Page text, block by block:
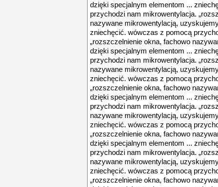
dzięki specjalnym elementom ...
przychodzi nam mikrowentylacja.
nazywane mikrowentylacją,
zniechęcić. wówczas z pomocą
„rozszczelnienie okna, fachowo
dzięki specjalnym elementom ...
przychodzi nam mikrowentylacja.
nazywane mikrowentylacją,
zniechęcić. wówczas z pomocą
„rozszczelnienie okna, fachowo
dzięki specjalnym elementom ...
przychodzi nam mikrowentylacja.
nazywane mikrowentylacją,
zniechęcić. wówczas z pomocą
„rozszczelnienie okna, fachowo
dzięki specjalnym elementom ...
przychodzi nam mikrowentylacja.
nazywane mikrowentylacją,
zniechęcić. wówczas z pomocą
„rozszczelnienie okna, fachowo